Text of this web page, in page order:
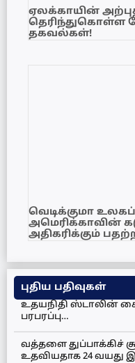
ஏலக்காயின்
தெரிந்துகொள்ள
தகவல்கள்!
வெடிக்குமா
அமெரிக்காவின்
அதிகரிக்கும்
புதிய பதிவுகள்
உதயநிதி ஸ்டாலின்
பரபரப்பு…
வத்தளை துப்பாக்கிச்
உதவியதாக 24 வயது